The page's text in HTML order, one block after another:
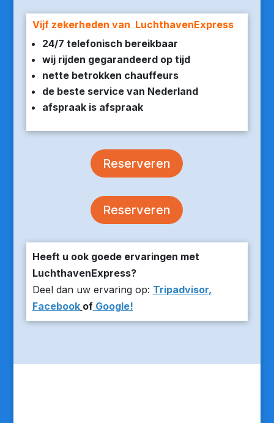
Vijf zekerheden van LuchthavenExpress
24/7 telefonisch bereikbaar
wij rijden gegarandeerd op tijd
nette betrokken chauffeurs
de beste service van Nederland
afspraak is afspraak
Reserveren
Reserveren
Heeft u ook goede ervaringen met
LuchthavenExpress?
Deel dan uw ervaring op: Tripadvisor,
Facebook ofGoogle!